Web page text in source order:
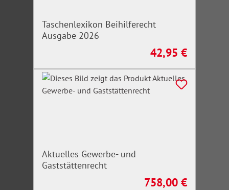
Taschenlexikon Beihilferecht
Ausgabe 2026
Regulärer Preis:
42,95 €
Aktuelles Gewerbe- und
Gaststättenrecht
Regulärer Preis:
758,00 €